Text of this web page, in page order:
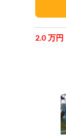
2.0 万円